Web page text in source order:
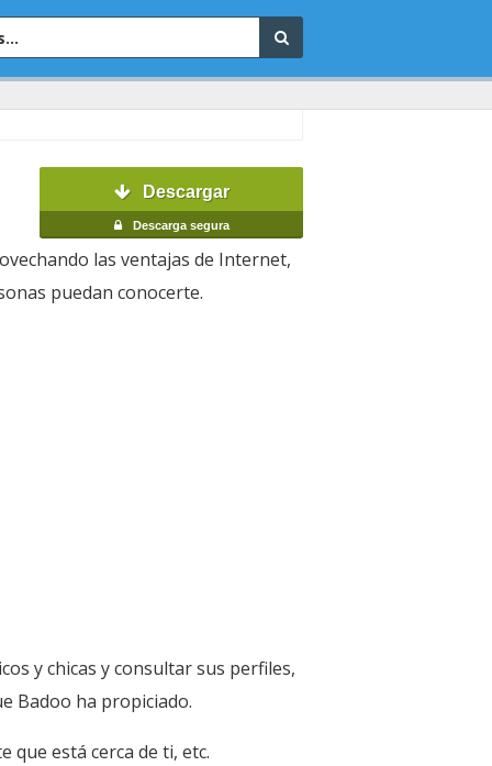
Descargar
Descarga segura
las ventajas de Internet,
puedan conocerte.
y chicas y consultar sus perfiles,
Badoo ha propiciado.
que está cerca de ti, etc.